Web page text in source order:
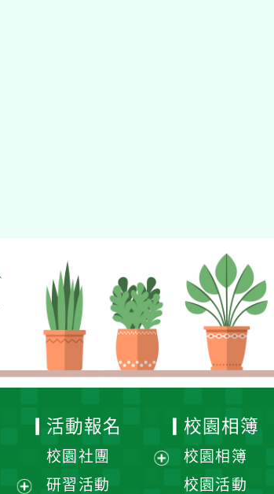
活動報名
校園社團
研習活動
校園相簿
校園相簿
校園活動